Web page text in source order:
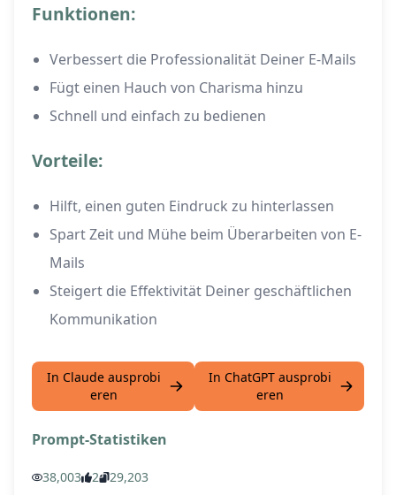
Funktionen:
Verbessert die Professionalität Deiner E-Mails
Fügt einen Hauch von Charisma hinzu
Schnell und einfach zu bedienen
Vorteile:
Hilft, einen guten Eindruck zu hinterlassen
Spart Zeit und Mühe beim Überarbeiten von E-
Mails
Steigert die Effektivität Deiner geschäftlichen
Kommunikation
In Claude ausprobi
eren
In ChatGPT ausprobi
eren
Prompt-Statistiken
38,003 2 29,203